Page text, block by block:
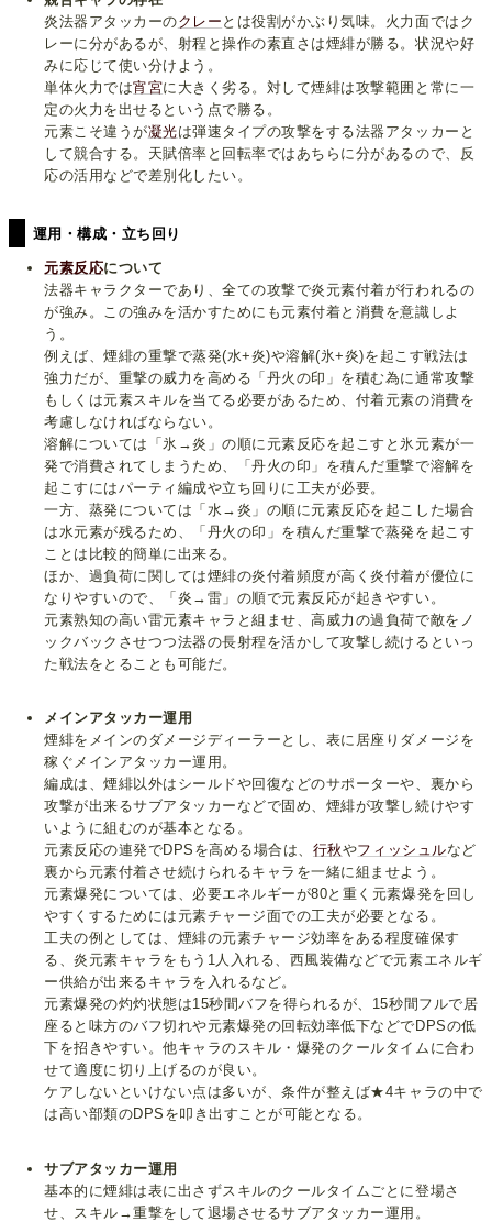
炎法器アタッカーのクレー とは役割がかぶり気味。火力面ではク
レーに分があるが、射程と操作の素直さは煙緋が勝る。状況や好
みに応じて使い分けよう。
単体火力では宵宮に大きく劣る。対して煙緋は攻撃範囲と常に一
定の火力を出せるという点で勝る。
元素こそ違うが凝光は弾速タイプの攻撃をする法器アタッカーと
して競合する。天賦倍率と回転率ではあちらに分があるので、反
応の活用などで差別化したい。
運用・構成・立ち回り
元素反応について
法器キャラクターであり、全ての攻撃で炎元素付着が行われるの
が強み。この強みを活かすためにも元素付着と消費を意識しよ
う。
例えば、煙緋の重撃で蒸発(水+炎)や溶解(氷+炎)を起こす戦法は
強力だが、重撃の威力を高める「丹火の印」を積む為に通常攻撃
もしくは元素スキルを当てる必要があるため、付着元素の消費を
考慮しなければならない。
溶解については「氷→炎」の順に元素反応を起こすと氷元素が一
発で消費されてしまうため、「丹火の印」を積んだ重撃で溶解を
起こすにはパーティ編成や立ち回りに工夫が必要。
一方、蒸発については「水→炎」の順に元素反応を起こした場合
は水元素が残るため、「丹火の印」を積んだ重撃で蒸発を起こす
ことは比較的簡単に出来る。
ほか、過負荷に関しては煙緋の炎付着頻度が高く炎付着が優位に
なりやすいので、「炎→雷」の順で元素反応が起きやすい。
元素熟知の高い雷元素キャラと組ませ、高威力の過負荷で敵をノ
ックバックさせつつ法器の長射程を活かして攻撃し続けるといっ
た戦法をとることも可能だ。
メインアタッカー運用
煙緋をメインのダメージディーラーとし、表に居座りダメージを
稼ぐメインアタッカー運用。
編成は、煙緋以外はシールドや回復などのサポーターや、裏から
攻撃が出来るサブアタッカーなどで固め、煙緋が攻撃し続けやす
いように組むのが基本となる。
元素反応の連発でDPSを高める場合は、 行秋やフィッシュルなど
裏から元素付着させ続けられるキャラを一緒に組ませよう。
元素爆発については、必要エネルギーが80と重く元素爆発を回し
やすくするためには元素チャージ面での工夫が必要となる。
工夫の例としては、煙緋の元素チャージ効率をある程度確保す
る、炎元素キャラをもう1人入れる、西風装備などで元素エネルギ
ー供給が出来るキャラを入れるなど。
元素爆発の灼灼状態は15秒間バフを得られるが、15秒間フルで居
座ると味方のバフ切れや元素爆発の回転効率低下などでDPSの低
下を招きやすい。他キャラのスキル・爆発のクールタイムに合わ
せて適度に切り上げるのが良い。
ケアしないといけない点は多いが、条件が整えば★4キャラの中で
は高い部類のDPSを叩き出すことが可能となる。
サブアタッカー運用
基本的に煙緋は表に出さずスキルのクールタイムごとに登場さ
せ、スキル→重撃をして退場させるサブアタッカー運用。